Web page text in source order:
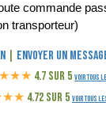
commande
transporteur)
Envoyer un
★★★ 4.7 sur 5 Voir tous
★★ 4.72 sur 5 Voir tous